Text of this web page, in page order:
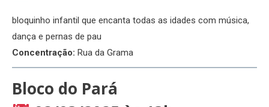
bloquinho infantil que encanta todas as idades com música,
dança e pernas de pau
Concentração: Rua da Grama
Bloco do Pará